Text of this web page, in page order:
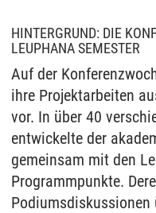
HINTERGRUND: DIE
LEUPHANA SEMESTER
Auf der
ihre Projektarbeiten
vor. In über 40
entwickelte der
gemeinsam mit den
Programmpunkte.
Podiumsdiskussionen